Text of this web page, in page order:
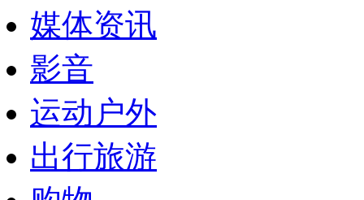
媒体资讯
影音
运动户外
出行旅游